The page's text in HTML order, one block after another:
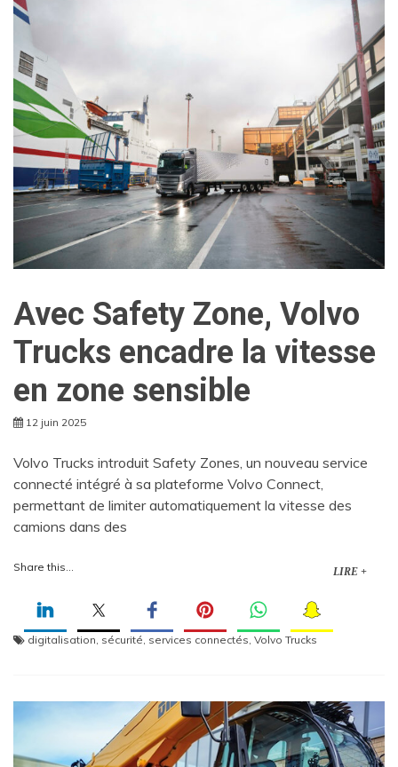
Avec Safety Zone, Volvo
Trucks encadre la vitesse
en zone sensible
12 juin 2025
Volvo Trucks introduit Safety Zones, un nouveau service
connecté intégré à sa plateforme Volvo Connect,
permettant de limiter automatiquement la vitesse des
camions dans des
Share this... LIRE +
digitalisation, sécurité, services connectés, Volvo Trucks